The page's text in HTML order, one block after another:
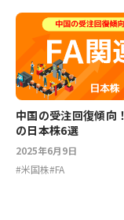
中国の受注回復傾向
の日本株6選
2025年6月9日
#米国株#FA